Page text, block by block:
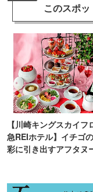
このスポ
【川崎キングスカイフ
急REIホテル】イチゴ
彩に引き出すアフタヌ